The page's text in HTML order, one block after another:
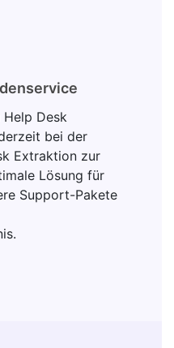
Desk
bei der
Extraktion zur
Lösung für
Support-Pakete